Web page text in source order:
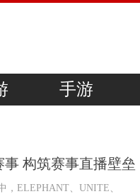
手游
事 构筑赛事直播壁垒
，ELEPHANT、UNITE、